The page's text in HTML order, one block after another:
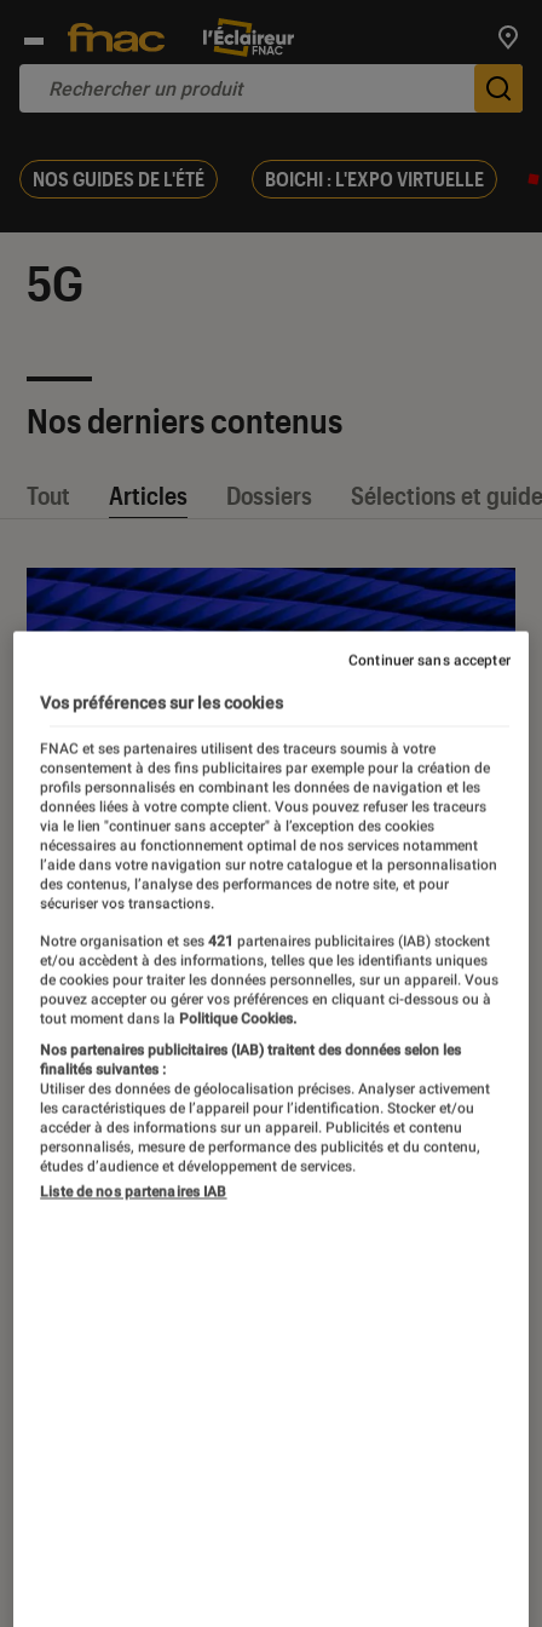
NOS GUIDES DE L'ÉTÉ BOICHI : L'EXPO VIRTUELLE
5G
Nos derniers contenus
Tout Articles Dossiers Sélections et
L’UE ne ferme pas la porte à une
participation américaine dans Nokia et
ACTU
Périphériques, accessoires et composants • 21 fév. 2020
Vos préférences sur les cookies
FNAC et ses partenaires utilisent des traceurs soumis à votre
consentement à des fins publicitaires par exemple pour la création de
profils personnalisés en combinant les données de navigation et les
données liées à votre compte client. Vous pouvez refuser les traceurs
via le lien "continuer sans accepter" à l’exception des cookies
nécessaires au fonctionnement optimal de nos services notamment
l’aide dans votre navigation sur notre catalogue et la personnalisation
des contenus, l’analyse des performances de notre site, et pour
sécuriser vos transactions.
Notre organisation et ses421 partenaires publicitaires (IAB) stockent
et/ou accèdent à des informations, telles que les identifiants uniques
de cookies pour traiter les données personnelles, sur un appareil. Vous
pouvez accepter ou gérer vos préférences en cliquant ci-dessous ou à
tout moment dans la Politique Cookies.
Nos partenaires publicitaires (IAB) traitent des données selon les
finalités suivantes :
Utiliser des données de géolocalisation précises. Analyser activement
les caractéristiques de l’appareil pour l’identification. Stocker et/ou
accéder à des informations sur un appareil. Publicités et contenu
personnalisés, mesure de performance des publicités et du contenu,
études d’audience et développement de services.
Liste de nos partenaires IAB
Continuer sans accepter